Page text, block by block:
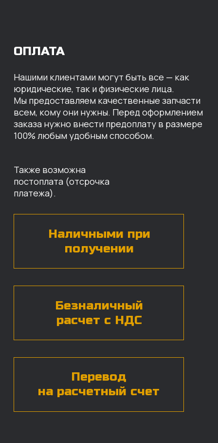
МЫ ГОТОВЫ
ИНДИВИДУАЛЬНЫЕ
УСЛОВИЯ НА СТОИМОСТЬ
НАШИХ ЗАПЧАСТЕЙ
Оставьте свои контактные данные,
наши специалисты свяжутся с вами,
назовут цены и проконсультируют
по нужным деталям.
Нажимая на кнопку, вы даете согласие наобработку
персональных данных*